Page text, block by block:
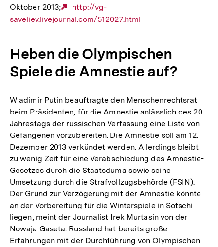
Oktober 2013;
Externer
Link:
http://vg-
saveliev.livejournal.com/512027.html
Heben die Olympischen
Spiele die Amnestie auf?
Wladimir Putin beauftragte den Menschenrechtsrat
beim Präsidenten, für die Amnestie anlässlich des 20.
Jahrestags der russischen Verfassung eine Liste von
Gefangenen vorzubereiten. Die Amnestie soll am 12.
Dezember 2013 verkündet werden. Allerdings bleibt
zu wenig Zeit für eine Verabschiedung des Amnestie-
Gesetzes durch die Staatsduma sowie seine
Umsetzung durch die Strafvollzugsbehörde (FSIN).
Der Grund zur Verzögerung mit der Amnestie könnte
an der Vorbereitung für die Winterspiele in Sotschi
liegen, meint der Journalist Irek Murtasin von der
Nowaja Gaseta. Russland hat bereits große
Erfahrungen mit der Durchführung von Olympischen